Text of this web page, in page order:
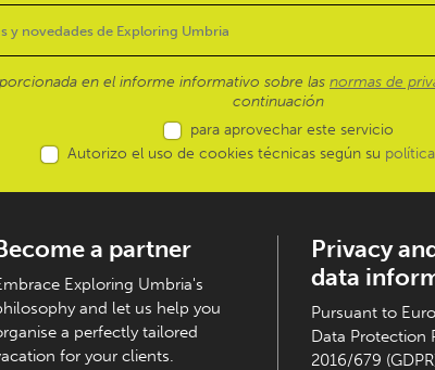
en el informe informativo sobre las normas de
continuación
para aprovechar este servicio
Autorizo el uso de cookies técnicas según su
a partner
Exploring Umbria's
and let us help you
a perfectly tailored
for your clients.
Privacy
data
Pursuant to
Data Protection
2016/679